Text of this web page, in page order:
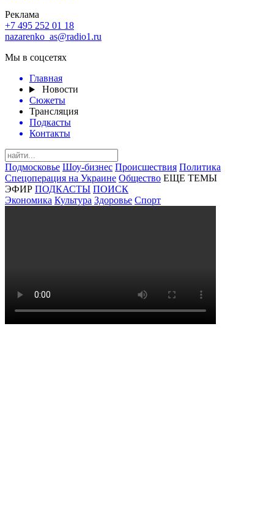
Реклама
+7 495 252 01 18
nazarenko_as@radio1.ru
Мы в соцсетях
Главная
Новости
Сюжеты
Трансляция
Подкасты
Контакты
Подмосковье Шоу-бизнес Происшествия Политика
Спецоперация на Украине Общество ЕЩЕ ТЕМЫ
ЭФИР ПОДКАСТЫ ПОИСК
Экономика Культура Здоровье Спорт